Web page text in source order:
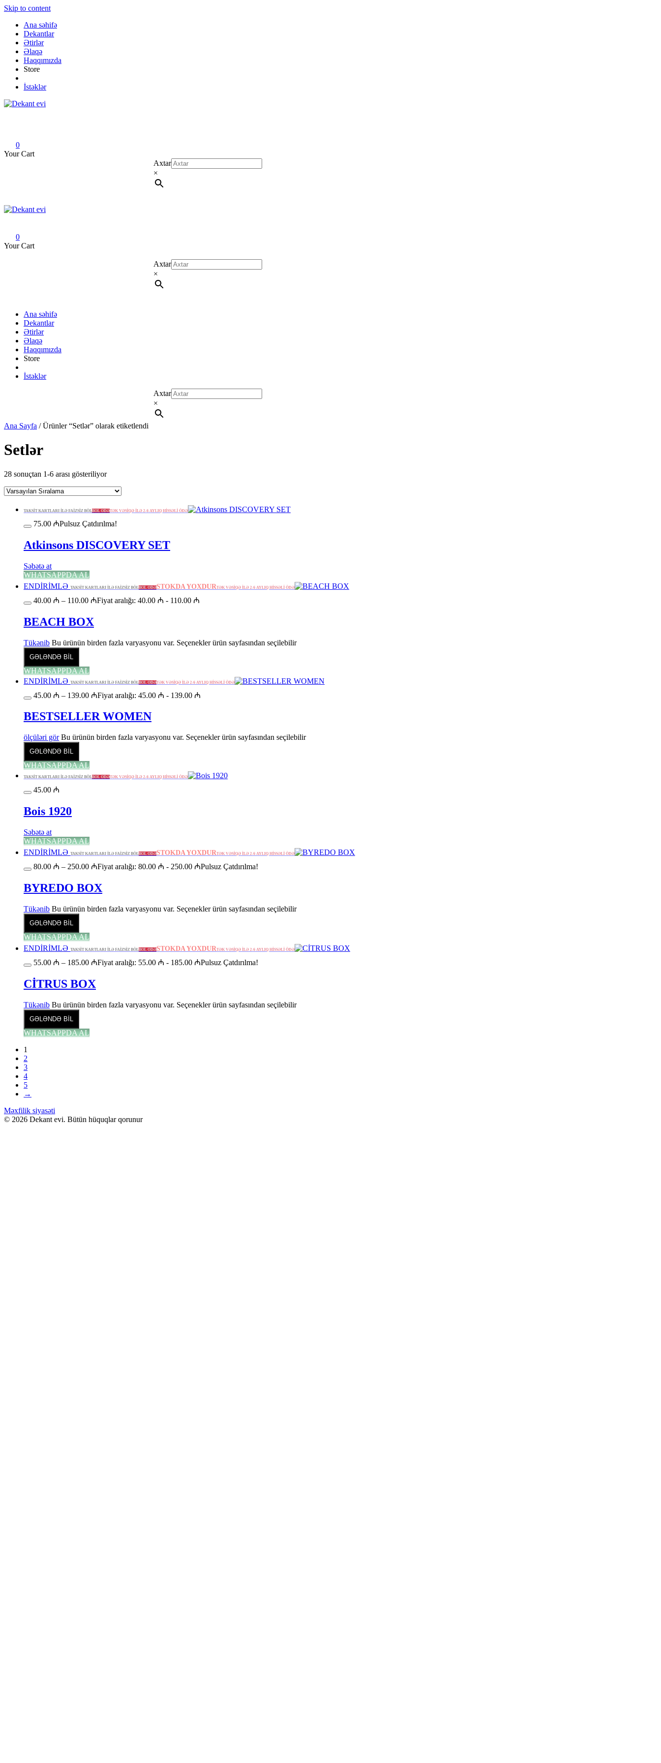
Skip to content
Ana səhifə
Dekantlar
Ətirlər
Əlaqə
Haqqımızda
Store
İstəklər
0
Your Cart
Axtar
×
0
Your Cart
Axtar
×
Ana səhifə
Dekantlar
Ətirlər
Əlaqə
Haqqımızda
Store
İstəklər
Axtar
×
Ana Sayfa / Ürünler “Setlər” olarak etiketlendi
Setlər
28 sonuçtan 1-6 arası gösteriliyor
TAKSİT KARTLARI İLƏ FAİZSİZ BÖLBÖL ÖDƏTƏK VƏSİQƏ İLƏ 2-6 AYLIQ HİSSƏLİ ÖDƏ
75.00 ₼Pulsuz Çatdırılma!
Atkinsons DISCOVERY SET
Səbətə at
WHATSAPPDA AL
ENDİRİMLƏ TAKSİT KARTLARI İLƏ FAİZSİZ BÖLBÖL ÖDƏSTOKDA YOXDURTƏK VƏSİQƏ İLƏ 2-6 AYLIQ HİSSƏLİ ÖDƏ
40.00 ₼ – 110.00 ₼Fiyat aralığı: 40.00 ₼ - 110.00 ₼
BEACH BOX
Tükənib Bu ürünün birden fazla varyasyonu var. Seçenekler ürün sayfasından seçilebilir
GƏLƏNDƏ BİL
WHATSAPPDA AL
ENDİRİMLƏ TAKSİT KARTLARI İLƏ FAİZSİZ BÖLBÖL ÖDƏTƏK VƏSİQƏ İLƏ 2-6 AYLIQ HİSSƏLİ ÖDƏ
45.00 ₼ – 139.00 ₼Fiyat aralığı: 45.00 ₼ - 139.00 ₼
BESTSELLER WOMEN
ölçüləri gör Bu ürünün birden fazla varyasyonu var. Seçenekler ürün sayfasından seçilebilir
GƏLƏNDƏ BİL
WHATSAPPDA AL
TAKSİT KARTLARI İLƏ FAİZSİZ BÖLBÖL ÖDƏTƏK VƏSİQƏ İLƏ 2-6 AYLIQ HİSSƏLİ ÖDƏ
45.00 ₼
Bois 1920
Səbətə at
WHATSAPPDA AL
ENDİRİMLƏ TAKSİT KARTLARI İLƏ FAİZSİZ BÖLBÖL ÖDƏSTOKDA YOXDURTƏK VƏSİQƏ İLƏ 2-6 AYLIQ HİSSƏLİ ÖDƏ
80.00 ₼ – 250.00 ₼Fiyat aralığı: 80.00 ₼ - 250.00 ₼Pulsuz Çatdırılma!
BYREDO BOX
Tükənib Bu ürünün birden fazla varyasyonu var. Seçenekler ürün sayfasından seçilebilir
GƏLƏNDƏ BİL
WHATSAPPDA AL
ENDİRİMLƏ TAKSİT KARTLARI İLƏ FAİZSİZ BÖLBÖL ÖDƏSTOKDA YOXDURTƏK VƏSİQƏ İLƏ 2-6 AYLIQ HİSSƏLİ ÖDƏ
55.00 ₼ – 185.00 ₼Fiyat aralığı: 55.00 ₼ - 185.00 ₼Pulsuz Çatdırılma!
CİTRUS BOX
Tükənib Bu ürünün birden fazla varyasyonu var. Seçenekler ürün sayfasından seçilebilir
GƏLƏNDƏ BİL
WHATSAPPDA AL
1
2
3
4
5
→
Məxfilik siyasəti
© 2026 Dekant evi. Bütün hüquqlar qorunur